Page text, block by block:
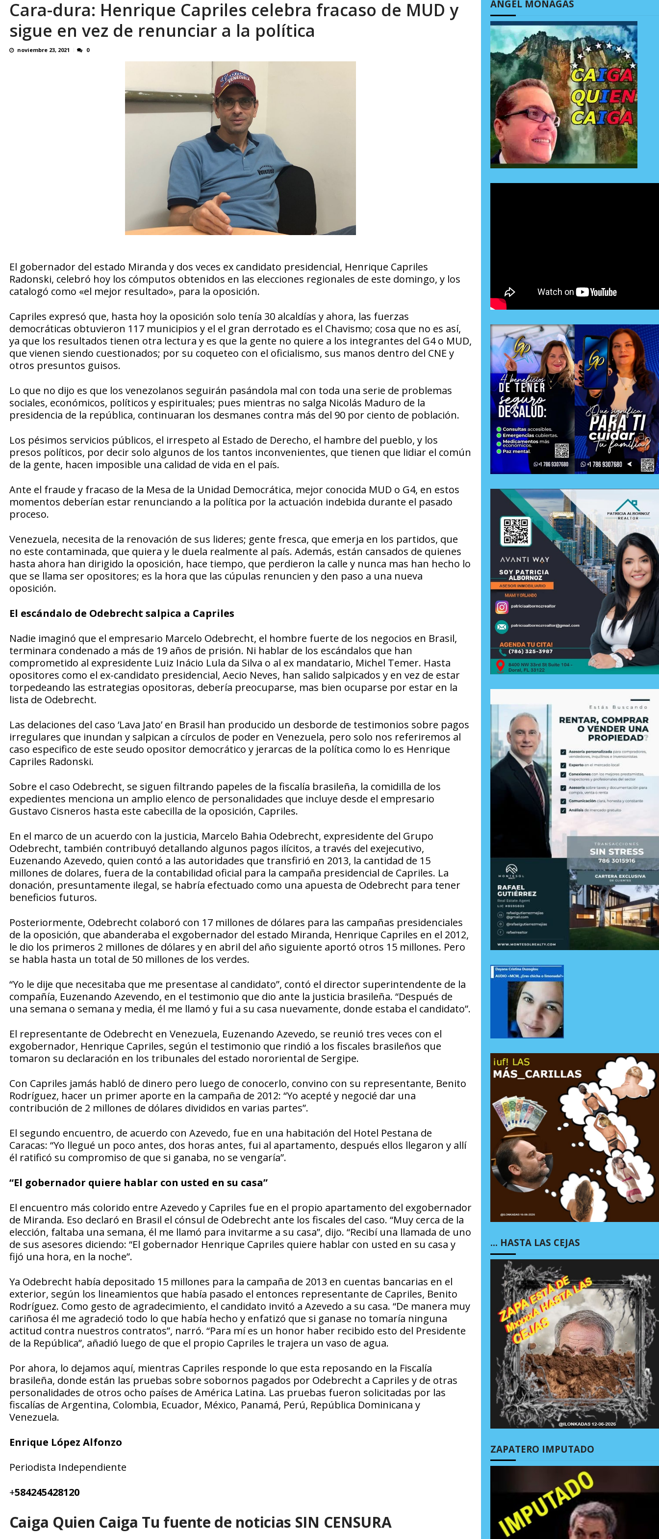
Ingeniería de la Transición: Inteligencia Estratégica, Realpolitik y el Desmante... AGOSTO 8, 2026
Cara-dura: Henrique Capriles celebra fracaso de MUD y
sigue en vez de renunciar a la política
noviembre 23, 2021 0
El gobernador del estado Miranda y dos veces ex candidato presidencial, Henrique Capriles
Radonski, celebró hoy los cómputos obtenidos en las elecciones regionales de este domingo, y los
catalogó como «el mejor resultado», para la oposición.
Capriles expresó que, hasta hoy la oposición solo tenía 30 alcaldías y ahora, las fuerzas
democráticas obtuvieron 117 municipios y el el gran derrotado es el Chavismo; cosa que no es así,
ya que los resultados tienen otra lectura y es que la gente no quiere a los integrantes del G4 o MUD,
que vienen siendo cuestionados; por su coqueteo con el oficialismo, sus manos dentro del CNE y
otros presuntos guisos.
Lo que no dijo es que los venezolanos seguirán pasándola mal con toda una serie de problemas
sociales, económicos, políticos y espirituales; pues mientras no salga Nicolás Maduro de la
presidencia de la república, continuaran los desmanes contra más del 90 por ciento de población.
Los pésimos servicios públicos, el irrespeto al Estado de Derecho, el hambre del pueblo, y los
presos políticos, por decir solo algunos de los tantos inconvenientes, que tienen que lidiar el común
de la gente, hacen imposible una calidad de vida en el país.
Ante el fraude y fracaso de la Mesa de la Unidad Democrática, mejor conocida MUD o G4, en estos
momentos deberían estar renunciando a la política por la actuación indebida durante el pasado
proceso.
Venezuela, necesita de la renovación de sus lideres; gente fresca, que emerja en los partidos, que
no este contaminada, que quiera y le duela realmente al país. Además, están cansados de quienes
hasta ahora han dirigido la oposición, hace tiempo, que perdieron la calle y nunca mas han hecho lo
que se llama ser opositores; es la hora que las cúpulas renuncien y den paso a una nueva
oposición.
El escándalo de Odebrecht salpica a Capriles
Nadie imaginó que el empresario Marcelo Odebrecht, el hombre fuerte de los negocios en Brasil,
terminara condenado a más de 19 años de prisión. Ni hablar de los escándalos que han
comprometido al expresidente Luiz Inácio Lula da Silva o al ex mandatario, Michel Temer. Hasta
opositores como el ex-candidato presidencial, Aecio Neves, han salido salpicados y en vez de estar
torpedeando las estrategias opositoras, debería preocuparse, mas bien ocuparse por estar en la
lista de Odebrecht.
Las delaciones del caso ‘Lava Jato’ en Brasil han producido un desborde de testimonios sobre pagos
irregulares que inundan y salpican a círculos de poder en Venezuela, pero solo nos referiremos al
caso especifico de este seudo opositor democrático y jerarcas de la política como lo es Henrique
Capriles Radonski.
Sobre el caso Odebrecht, se siguen filtrando papeles de la fiscalía brasileña, la comidilla de los
expedientes menciona un amplio elenco de personalidades que incluye desde el empresario
Gustavo Cisneros hasta este cabecilla de la oposición, Capriles.
En el marco de un acuerdo con la justicia, Marcelo Bahia Odebrecht, expresidente del Grupo
Odebrecht, también contribuyó detallando algunos pagos ilícitos, a través del exejecutivo,
Euzenando Azevedo, quien contó a las autoridades que transfirió en 2013, la cantidad de 15
millones de dolares, fuera de la contabilidad oficial para la campaña presidencial de Capriles. La
donación, presuntamente ilegal, se habría efectuado como una apuesta de Odebrecht para tener
beneficios futuros.
Posteriormente, Odebrecht colaboró con 17 millones de dólares para las campañas presidenciales
de la oposición, que abanderaba el exgobernador del estado Miranda, Henrique Capriles en el 2012,
le dio los primeros 2 millones de dólares y en abril del año siguiente aportó otros 15 millones. Pero
se habla hasta un total de 50 millones de los verdes.
“Yo le dije que necesitaba que me presentase al candidato”, contó el director superintendente de la
compañía, Euzenando Azevendo, en el testimonio que dio ante la justicia brasileña. “Después de
una semana o semana y media, él me llamó y fui a su casa nuevamente, donde estaba el candidato”.
El representante de Odebrecht en Venezuela, Euzenando Azevedo, se reunió tres veces con el
exgobernador, Henrique Capriles, según el testimonio que rindió a los fiscales brasileños que
tomaron su declaración en los tribunales del estado nororiental de Sergipe.
Con Capriles jamás habló de dinero pero luego de conocerlo, convino con su representante, Benito
Rodríguez, hacer un primer aporte en la campaña de 2012: “Yo acepté y negocié dar una
contribución de 2 millones de dólares divididos en varias partes”.
El segundo encuentro, de acuerdo con Azevedo, fue en una habitación del Hotel Pestana de
Caracas: “Yo llegué un poco antes, dos horas antes, fui al apartamento, después ellos llegaron y allí
él ratificó su compromiso de que si ganaba, no se vengaría”.
“El gobernador quiere hablar con usted en su casa”
El encuentro más colorido entre Azevedo y Capriles fue en el propio apartamento del exgobernador
de Miranda. Eso declaró en Brasil el cónsul de Odebrecht ante los fiscales del caso. “Muy cerca de la
elección, faltaba una semana, él me llamó para invitarme a su casa”, dijo. “Recibí una llamada de uno
de sus asesores diciendo: “El gobernador Henrique Capriles quiere hablar con usted en su casa y
fijó una hora, en la noche”.
Ya Odebrecht había depositado 15 millones para la campaña de 2013 en cuentas bancarias en el
exterior, según los lineamientos que había pasado el entonces representante de Capriles, Benito
Rodríguez. Como gesto de agradecimiento, el candidato invitó a Azevedo a su casa. “De manera muy
cariñosa él me agradeció todo lo que había hecho y enfatizó que si ganase no tomaría ninguna
actitud contra nuestros contratos”, narró. “Para mí es un honor haber recibido esto del Presidente
de la República”, añadió luego de que el propio Capriles le trajera un vaso de agua.
Por ahora, lo dejamos aquí, mientras Capriles responde lo que esta reposando en la Fiscalía
brasileña, donde están las pruebas sobre sobornos pagados por Odebrecht a Capriles y de otras
personalidades de otros ocho países de América Latina. Las pruebas fueron solicitadas por las
fiscalías de Argentina, Colombia, Ecuador, México, Panamá, Perú, República Dominicana y
Venezuela.
Enrique López Alfonzo
Periodista Independiente
+584245428120
Caiga Quien Caiga Tu fuente de noticias SIN CENSURA
ÁNGEL MONAGAS
… HASTA LAS CEJAS
ZAPATERO IMPUTADO